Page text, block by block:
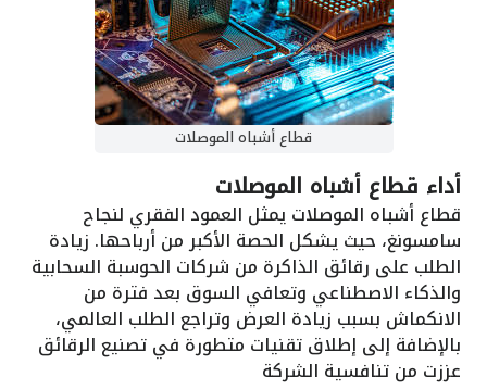
قطاع أشباه الموصلات
أداء قطاع أشباه الموصلات
قطاع أشباه الموصلات يمثل العمود الفقري لنجاح
سامسونغ، حيث يشكل الحصة الأكبر من أرباحها. زيادة
الطلب على رقائق الذاكرة من شركات الحوسبة السحابية
والذكاء الاصطناعي وتعافي السوق بعد فترة من
الانكماش بسبب زيادة العرض وتراجع الطلب العالمي،
بالإضافة إلى إطلاق تقنيات متطورة في تصنيع الرقائق
عززت من تنافسية الشركة